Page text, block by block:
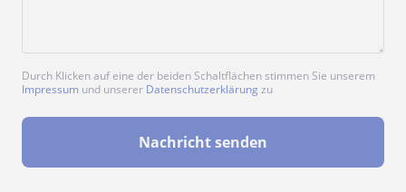
Durch Klicken auf eine der beiden Schaltflächen stimmen Sie unserem
Impressum und unserer Datenschutzerklärung zu
Nachricht senden